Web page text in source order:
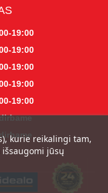
19:00
19:00
19:00
19:00
19:00
kurie reikalingi tam,
jūsų